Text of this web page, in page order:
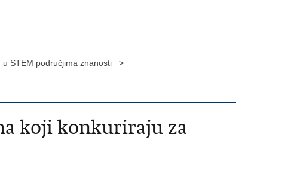
u STEM područjima znanosti >
koji konkuriraju za